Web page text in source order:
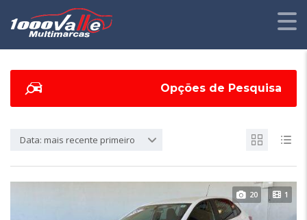
Opções de Pesquisa
Data: mais recente primeiro
20 1